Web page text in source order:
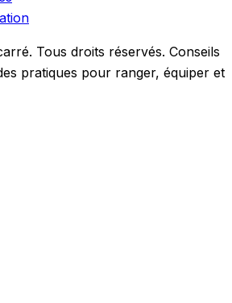
Tous droits réservés. Conseils
pratiques pour ranger, équiper et